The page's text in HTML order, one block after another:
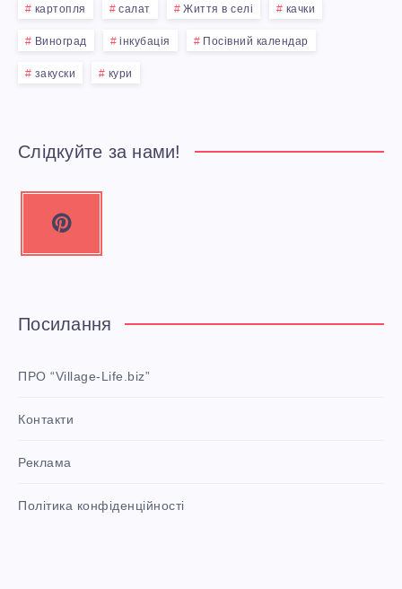
картопля салат Життя в селі качки
Виноград інкубація Посівний календар
закуски кури
Слідкуйте за нами!
e
e
i
i
t
Посилання
ПРО “Village-Life.biz”
Контакти
Реклама
Політика конфіденційності